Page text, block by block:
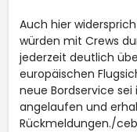
Auch hier
würden mit Crews
jederzeit deutlich
europäischen
neue Bordservice
angelaufen und
Rückmeldungen./